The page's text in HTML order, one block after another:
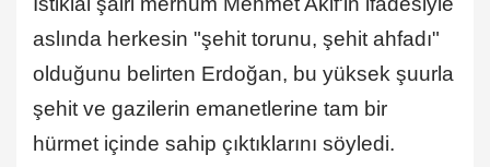
aslında herkesin "şehit torunu, şehit ahfadı"
olduğunu belirten Erdoğan, bu yüksek şuurla
şehit ve gazilerin emanetlerine tam bir
hürmet içinde sahip çıktıklarını söyledi.